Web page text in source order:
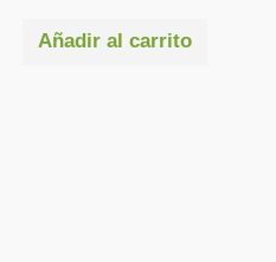
Añadir al carrito